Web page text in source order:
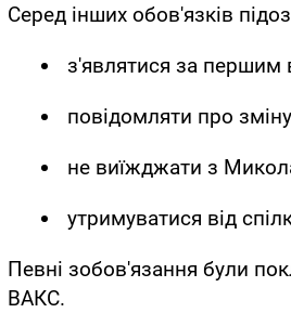
Серед інших обов'язків
з'являтися за першим
повідомляти про
не виїжджати з
утримуватися від
Певні зобов'язання були
ВАКС.